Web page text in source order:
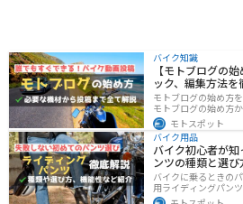
バイク知識
【モトブログの
ック、編集方法を
モトブログの始め方
モトブログの始め方
実は、モトブログを
ります。記事を読め
コツを知ることが可能
モトスポット
バイク用品
バイク初心者が
ンツの種類と選
を守ろう
バイクに乗るときの
用ライディングパン
適化されているので